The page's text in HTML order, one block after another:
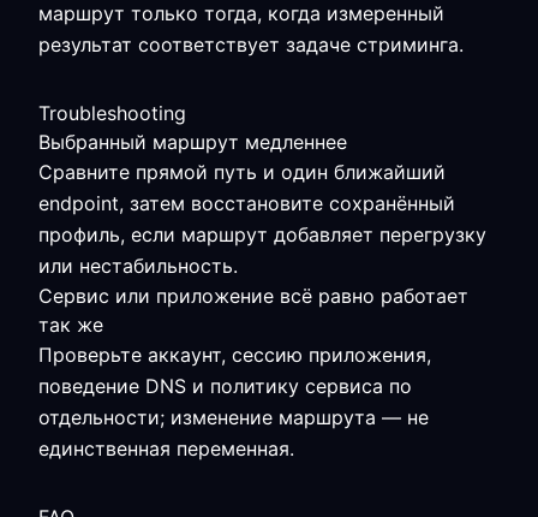
маршрут только тогда, когда измеренный
результат соответствует задаче стриминга.
Troubleshooting
Выбранный маршрут медленнее
Сравните прямой путь и один ближайший
endpoint, затем восстановите сохранённый
профиль, если маршрут добавляет перегрузку
или нестабильность.
Сервис или приложение всё равно работает
так же
Проверьте аккаунт, сессию приложения,
поведение DNS и политику сервиса по
отдельности; изменение маршрута — не
единственная переменная.